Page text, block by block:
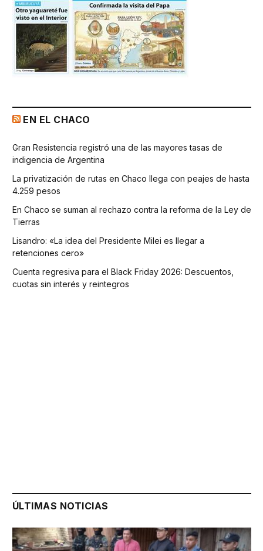
EN EL CHACO
Gran Resistencia registró una de las mayores tasas de
indigencia de Argentina
La privatización de rutas en Chaco llega con peajes de hasta
4.259 pesos
En Chaco se suman al rechazo contra la reforma de la Ley de
Tierras
Lisandro: «La idea del Presidente Milei es llegar a
retenciones cero»
Cuenta regresiva para el Black Friday 2026: Descuentos,
cuotas sin interés y reintegros
ÚLTIMAS NOTICIAS